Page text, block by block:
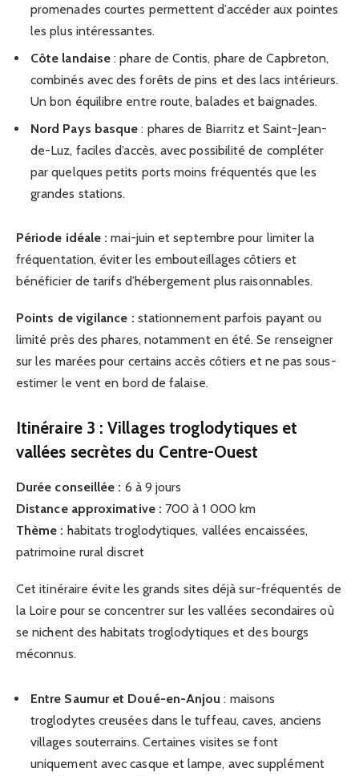
promenades courtes permettent d’accéder aux pointes
les plus intéressantes.
Côte landaise : phare de Contis, phare de Capbreton,
combinés avec des forêts de pins et des lacs intérieurs.
Un bon équilibre entre route, balades et baignades.
Nord Pays basque : phares de Biarritz et Saint-Jean-
de-Luz, faciles d’accès, avec possibilité de compléter
par quelques petits ports moins fréquentés que les
grandes stations.
Période idéale : mai-juin et septembre pour limiter la
fréquentation, éviter les embouteillages côtiers et
bénéficier de tarifs d’hébergement plus raisonnables.
Points de vigilance : stationnement parfois payant ou
limité près des phares, notamment en été. Se renseigner
sur les marées pour certains accès côtiers et ne pas sous-
estimer le vent en bord de falaise.
Itinéraire 3 : Villages troglodytiques et
vallées secrètes du Centre-Ouest
Durée conseillée : 6 à 9 jours
Distance approximative : 700 à 1 000 km
Thème : habitats troglodytiques, vallées encaissées,
patrimoine rural discret
Cet itinéraire évite les grands sites déjà sur-fréquentés de
la Loire pour se concentrer sur les vallées secondaires où
se nichent des habitats troglodytiques et des bourgs
méconnus.
Entre Saumur et Doué-en-Anjou : maisons
troglodytes creusées dans le tuffeau, caves, anciens
villages souterrains. Certaines visites se font
uniquement avec casque et lampe, avec supplément